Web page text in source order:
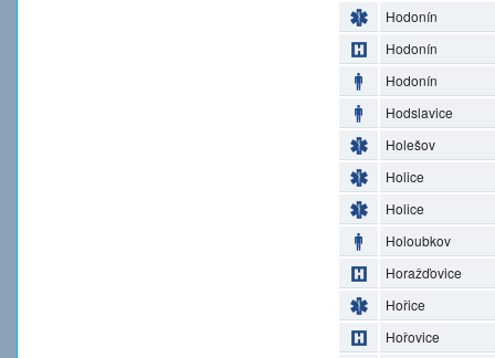
Hodonín
Hodonín
Hodonín
Hodslavice
Holešov
Holice
Holice
Holoubkov
Horažďovice
Hořice
Hořovice